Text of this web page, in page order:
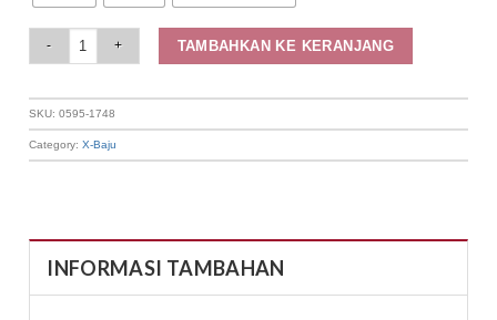
TAMBAHKAN KE KERANJANG
SKU:0595-1748
Category:X-Baju
INFORMASI TAMBAHAN